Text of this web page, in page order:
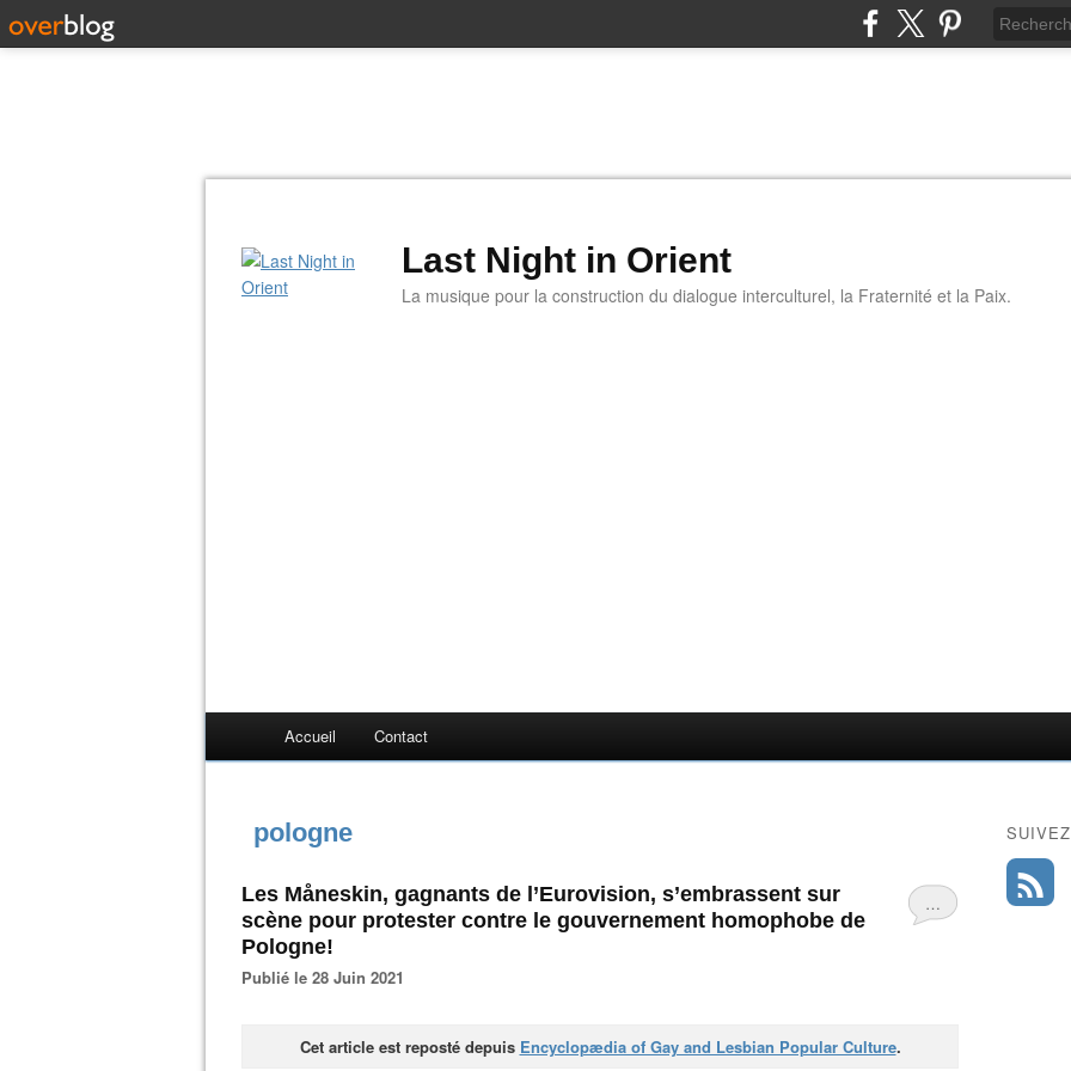
Last Night in Orient
La musique pour la construction du dialogue interculturel, la Fraternité et la Paix.
Accueil Contact
pologne
…
Les Måneskin, gagnants de l’Eurovision, s’embrassent sur
scène pour protester contre le gouvernement homophobe de
Pologne!
Publié le 28 Juin 2021
Cet article est reposté depuis Encyclopædia of Gay and Lesbian Popular Culture.